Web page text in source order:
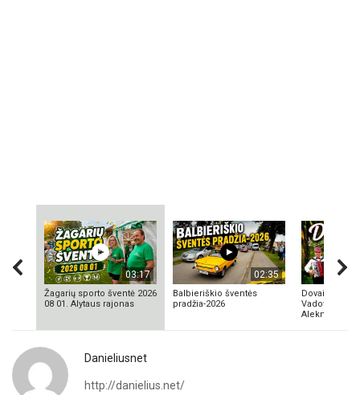
03:17
Žagarių sporto šventė 2026
08 01. Alytaus rajonas
02:35
Balbieriškio šventės
pradžia-2026
Dovainonių
Vadovas
Aleknavičius
Danieliusnet
http://danielius.net/